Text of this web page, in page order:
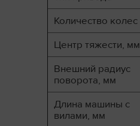
Количество колес
Центр тяжести, мм
Внешний радиус
поворота, мм
Длина машины с
вилами, мм